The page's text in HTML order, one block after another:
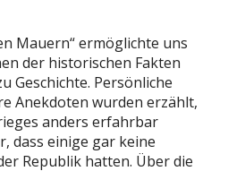
Mauern“ ermöglichte uns
der historischen Fakten
Geschichte. Persönliche
Anekdoten wurden erzählt,
anders erfahrbar
dass einige gar keine
Republik hatten. Über die